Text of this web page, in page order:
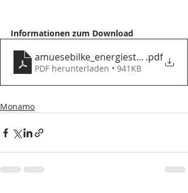
Informationen zum Download
.pdf
PDF herunterladen • 941KB
Monamo